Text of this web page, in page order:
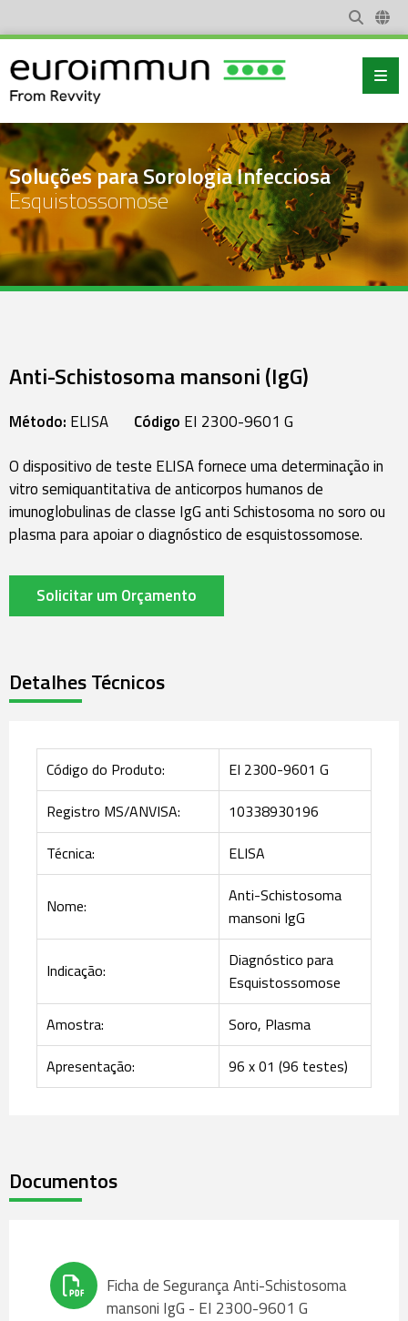
Soluções para Sorologia Infecciosa
Esquistossomose
Anti-Schistosoma mansoni (IgG)
Método: ELISA Código EI 2300-9601 G
O dispositivo de teste ELISA fornece uma determinação in
vitro semiquantitativa de anticorpos humanos de
imunoglobulinas de classe IgG anti Schistosoma no soro ou
plasma para apoiar o diagnóstico de esquistossomose.
Solicitar um Orçamento
Detalhes Técnicos
Código do Produto:
EI 2300-9601 G
Registro MS/ANVISA:
10338930196
Técnica:
ELISA
Nome:
Anti-Schistosoma
mansoni IgG
Indicação:
Diagnóstico para
Esquistossomose
Amostra:
Soro, Plasma
Apresentação:
96 x 01 (96 testes)
Documentos
Ficha de Segurança Anti-Schistosoma
mansoni IgG - EI 2300-9601 G